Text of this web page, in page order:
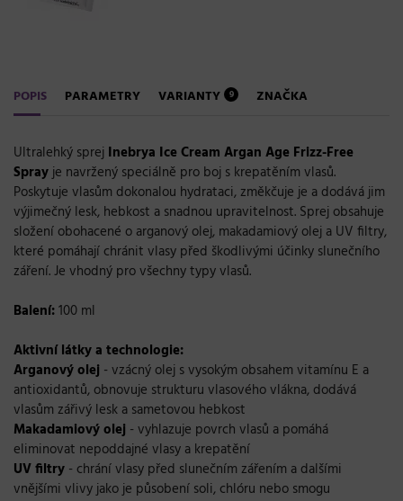
POPIS PARAMETRY VARIANTY 9 ZNAČKA
Ultralehký sprej Inebrya Ice Cream Argan Age Frizz-Free
Sprayje navržený speciálně pro boj s krepatěním vlasů.
Poskytuje vlasům dokonalou hydrataci, změkčuje je a dodává jim
výjimečný lesk, hebkost a snadnou upravitelnost. Sprej obsahuje
složení obohacené o arganový olej, makadamiový olej a UV filtry,
které pomáhají chránit vlasy před škodlivými účinky slunečního
záření. Je vhodný pro všechny typy vlasů.
Balení:100 ml
Aktivní látky a technologie:
Arganový olej - vzácný olej s vysokým obsahem vitamínu E a
antioxidantů, obnovuje strukturu vlasového vlákna, dodává
vlasům zářivý lesk a sametovou hebkost
Makadamiový olej - vyhlazuje povrch vlasů a pomáhá
eliminovat nepoddajné vlasy a krepatění
UV filtry - chrání vlasy před slunečním zářením a dalšími
vnějšími vlivy jako je působení soli, chlóru nebo smogu